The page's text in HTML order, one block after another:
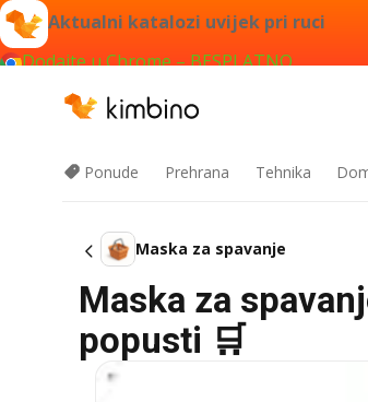
Aktualni katalozi uvijek pri ruci
Dodajte u Chrome – BESPLATNO
Ponude Prehrana Tehnika
Maska za spavanje
Maska za
popusti 🛒